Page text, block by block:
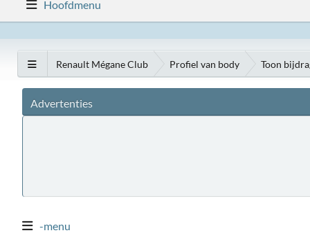
Hoofdmenu
Renault Mégane Club Profiel van body Toon
Advertenties
-menu